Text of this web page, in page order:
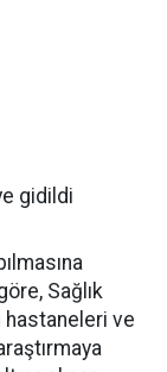
gidildi
Sağlık
hastaneleri ve